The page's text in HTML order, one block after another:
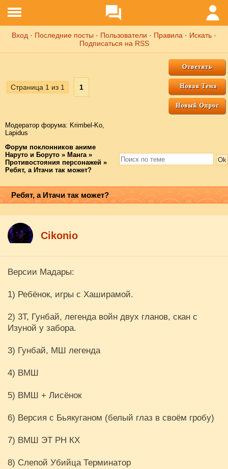
Вход · Последние посты · Пользователи · Правила · Искать ·
Подписаться на RSS
Страница 1 из 1 1
Модератор форума: Krimbel-Ko,
Lapidus
Форум поклонников аниме
Наруто и Боруто » Манга »
Противостояния персонажей »
Ребят, а Итачи так может?
Ребят, а Итачи так может?
Cikоnio
Версии Мадары:
1) Ребёнок, игры с Хаширамой.
2) 3Т, Гунбай, легенда войн двух гланов, скан с
Изуной у забора.
3) Гунбай, МШ легенда
4) ВМШ
5) ВМШ + Лисёнок
6) Версия с Бьякуганом (белый глаз в своём гробу)
7) ВМШ ЭТ РН КХ
8) Слепой Убийца Терминатор